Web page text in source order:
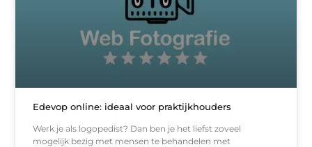
Edevop online: ideaal voor praktijkhouders
Werk je als logopedist? Dan ben je het liefst zoveel
mogelijk bezig met mensen te behandelen met